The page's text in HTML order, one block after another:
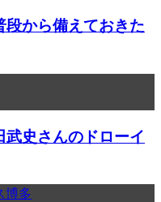
から備えておきた
史さんのドローイ